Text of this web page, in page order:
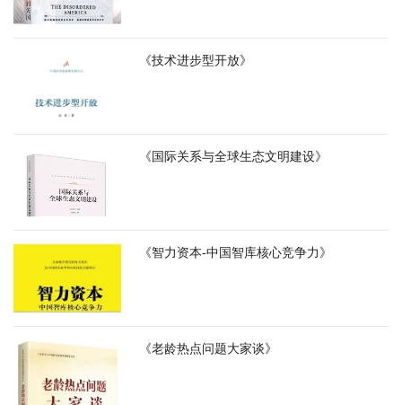
《技术进步型开放》
《国际关系与全球生态文明建设》
《智力资本-中国智库核心竞争力》
《老龄热点问题大家谈》